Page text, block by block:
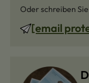
Oder schreiben Sie
[email